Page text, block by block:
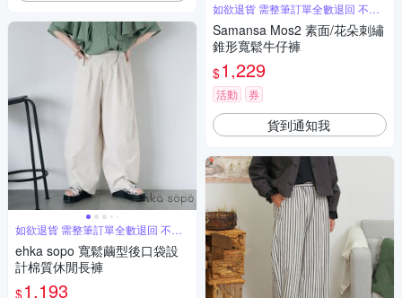
如欲退貨 需整筆訂單全數退回 不能
單退
ehka sopo 寬鬆繭型後口袋設
計棉質休閒長褲
$1,193
如欲退貨 需整筆訂單全數退回 不能
單退
Samansa Mos2 素面/花朵刺繡
錐形寬鬆牛仔褲
$1,229
活動 券
貨到通知我